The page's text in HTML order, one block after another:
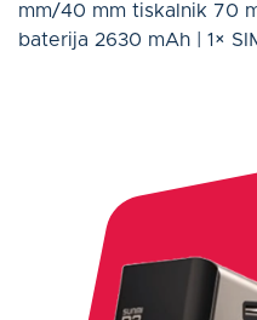
mm/40 mm tiskalnik 70
baterija 2630 mAh | 1×